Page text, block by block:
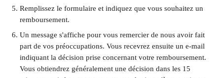
Remplissez le formulaire et indiquez que vous souhaitez un
remboursement.
Un message s'affiche pour vous remercier de nous avoir fait
part de vos préoccupations. Vous recevrez ensuite un e-mail
indiquant la décision prise concernant votre remboursement.
Vous obtiendrez généralement une décision dans les 15